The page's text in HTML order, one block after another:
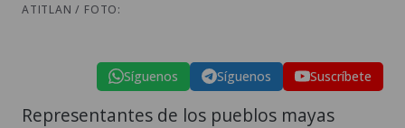
ATITLAN / FOTO:
Síguenos Síguenos Suscríbete
Representantes de los pueblos mayas